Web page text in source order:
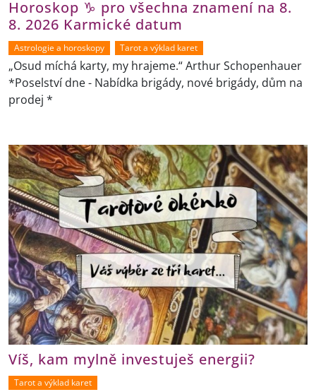
Horoskop ♑ pro všechna znamení na 8.
8. 2026 Karmické datum
Astrologie a horoskopy Tarot a výklad karet
„Osud míchá karty, my hrajeme.“ Arthur Schopenhauer
*Poselství dne - Nabídka brigády, nové brigády, dům na
prodej *
Víš, kam mylně investuješ energii?
Tarot a výklad karet